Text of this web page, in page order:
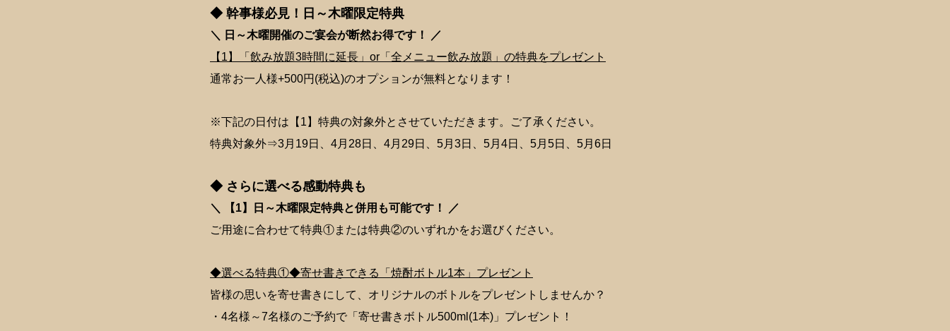
◆ 幹事様必見！日～木曜限定特典
＼ 日～木曜開催のご宴会が断然お得です！ ／
【1】「飲み放題3時間に延長」or「全メニュー飲み放題」の特典をプレゼント
通常お一人様+500円(税込)のオプションが無料となります！
※下記の日付は【1】特典の対象外とさせていただきます。ご了承ください。
特典対象外⇒3月19日、4月28日、4月29日、5月3日、5月4日、5月5日、5月6日
◆ さらに選べる感動特典も
＼ 【1】日～木曜限定特典と併用も可能です！ ／
ご用途に合わせて特典①または特典②のいずれかをお選びください。
◆選べる特典①◆寄せ書きできる「焼酎ボトル1本」プレゼント
皆様の思いを寄せ書きにして、オリジナルのボトルをプレゼントしませんか？
・4名様～7名様のご予約で「寄せ書きボトル500ml(1本)」プレゼント！